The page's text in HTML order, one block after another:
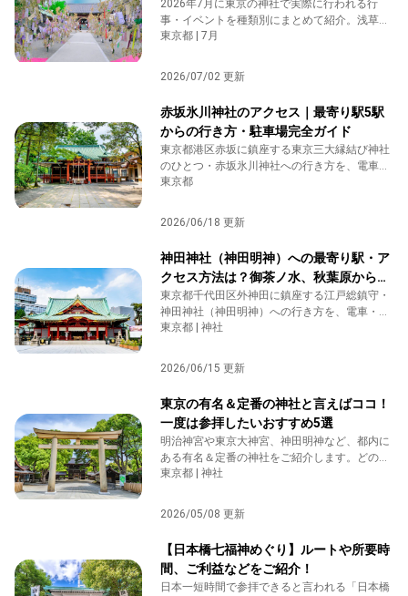
りを神社で体験しよう
2026年7月に東京の神社で実際に行われる行
事・イベントを種類別にまとめて紹介。浅草神
社の夏詣、東京大神宮の七夕祈願祭、靖国神社
境内で体験できる行事のみを厳選。お参りのき
っかけにどうぞ。
東京都 | 7月
2026/07/02 更新
赤坂氷川神社のアクセス｜最寄り駅5駅
からの行き方・駐車場完全ガイド
東京都港区赤坂に鎮座する東京三大縁結び神社
のひとつ・赤坂氷川神社への行き方を、電車・
徒歩・タクシー・車の 4 パターンで詳しくご案
最寄り駅 5 駅からの徒歩ルートと駐車場・参拝
時間も網羅しているので、参拝の参考にしてく
ださい。
東京都
2026/06/18 更新
神田神社（神田明神）への最寄り駅・ア
クセス方法は？御茶ノ水、秋葉原からの
行き方やご利益をご紹介
東京都千代田区外神田に鎮座する江戸総鎮守・
神田神社（神田明神）への行き方を、電車・徒
歩・タクシー・車の4パターンで詳しくご案内
5〜7分の最寄り駅と駐車場・参拝時間も網羅し
ているので、参拝の参考にしてください。
東京都 | 神社
2026/06/15 更新
東京の有名＆定番の神社と言えばココ！
一度は参拝したいおすすめ5選
明治神宮や東京大神宮、神田明神など、都内に
ある有名＆定番の神社をご紹介します。どの神
社も歴史深く、ご利益も様々で訪れる価値があ
さいね。
東京都 | 神社
2026/05/08 更新
【日本橋七福神めぐり】ルートや所要時
間、ご利益などをご紹介！
日本一短時間で参拝できると言われる「日本橋